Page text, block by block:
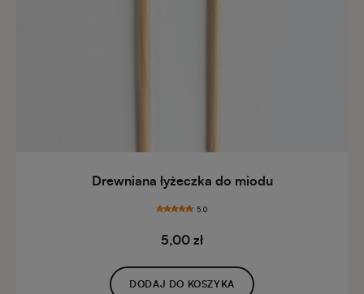
Drewniana łyżeczka do miodu
5.0
5,00 zł
DODAJ DO KOSZYKA